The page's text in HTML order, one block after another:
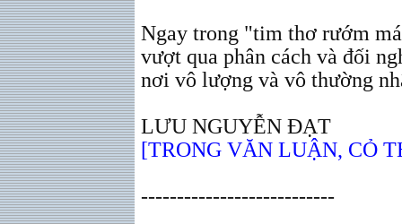
Ngay trong "tim thơ rướm
vượt qua phân cách và đối
nơi vô lượng và vô thường
LƯU NGUYỄN ĐẠT
[TRONG VĂN LUẬN, CỎ
---------------------------